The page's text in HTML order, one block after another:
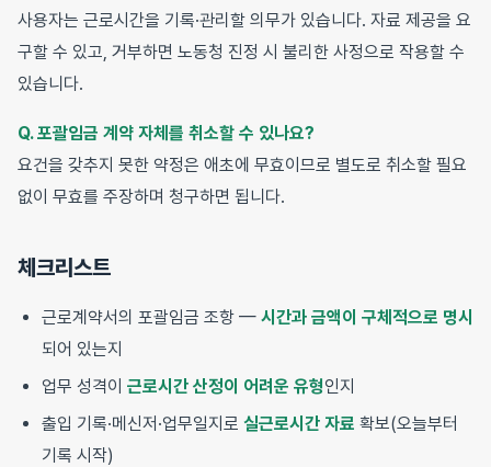
사용자는 근로시간을 기록·관리할 의무가 있습니다. 자료 제공을 요
구할 수 있고, 거부하면 노동청 진정 시 불리한 사정으로 작용할 수
있습니다.
Q. 포괄임금 계약 자체를 취소할 수 있나요?
요건을 갖추지 못한 약정은 애초에 무효이므로 별도로 취소할 필요
없이 무효를 주장하며 청구하면 됩니다.
체크리스트
근로계약서의 포괄임금 조항 — 시간과 금액이 구체적으로 명시
되어 있는지
업무 성격이 근로시간 산정이 어려운 유형인지
출입 기록·메신저·업무일지로 실근로시간 자료 확보(오늘부터
기록 시작)